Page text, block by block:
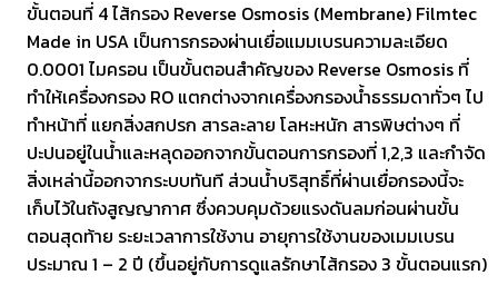
ขั้นตอนที่ 4 ไส้กรอง Reverse Osmosis (Membrane) Filmtec
Made in USA เป็นการกรองผ่านเยื่อแมมเบรนความละเอียด
0.0001 ไมครอน เป็นขั้นตอนสำคัญของ Reverse Osmosis ที่
ทำให้เครื่องกรอง RO แตกต่างจากเครื่องกรองน้ำธรรมดาทั่วๆ ไป
ทำหน้าที่ แยกสิ่งสกปรก สารละลาย โลหะหนัก สารพิษต่างๆ ที่
ปะปนอยู่ในน้ำและหลุดออกจากขั้นตอนการกรองที่ 1,2,3 และกำจัด
สิ่งเหล่านี้ออกจากระบบทันที ส่วนน้ำบริสุทธิ์ที่ผ่านเยื่อกรองนี้จะ
เก็บไว้ในถังสูญญากาศ ซึ่งควบคุมด้วยแรงดันลมก่อนผ่านขั้น
ตอนสุดท้าย ระยะเวลาการใช้งาน อายุการใช้งานของเมมเบรน
ประมาณ 1 – 2 ปี (ขึ้นอยู่กับการดูแลรักษาไส้กรอง 3 ขั้นตอนแรก)